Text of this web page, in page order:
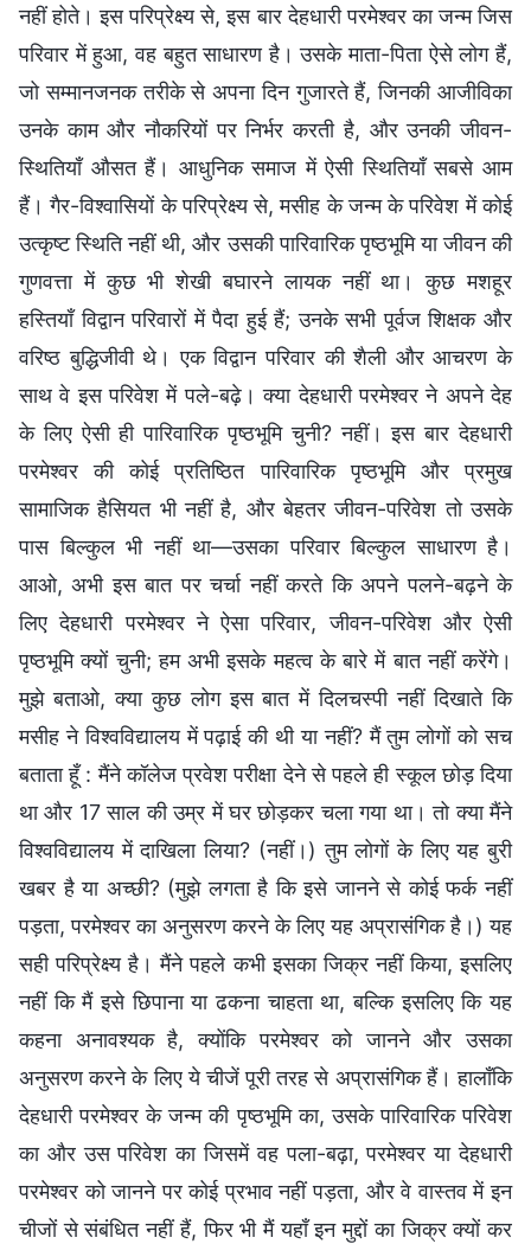
नहीं होते। इस परिप्रेक्ष्य से, इस बार देहधारी परमेश्वर का जन्म जिस
परिवार में हुआ, वह बहुत साधारण है। उसके माता-पिता ऐसे लोग हैं,
जो सम्मानजनक तरीके से अपना दिन गुजारते हैं, जिनकी आजीविका
उनके काम और नौकरियों पर निर्भर करती है, और उनकी जीवन-
स्थितियाँ औसत हैं। आधुनिक समाज में ऐसी स्थितियाँ सबसे आम
हैं। गैर-विश्वासियों के परिप्रेक्ष्य से, मसीह के जन्म के परिवेश में कोई
उत्कृष्ट स्थिति नहीं थी, और उसकी पारिवारिक पृष्ठभूमि या जीवन की
गुणवत्ता में कुछ भी शेखी बघारने लायक नहीं था। कुछ मशहूर
हस्तियाँ विद्वान परिवारों में पैदा हुई हैं; उनके सभी पूर्वज शिक्षक और
वरिष्ठ बुद्धिजीवी थे। एक विद्वान परिवार की शैली और आचरण के
साथ वे इस परिवेश में पले-बढ़े। क्या देहधारी परमेश्वर ने अपने देह
के लिए ऐसी ही पारिवारिक पृष्ठभूमि चुनी? नहीं। इस बार देहधारी
परमेश्वर की कोई प्रतिष्ठित पारिवारिक पृष्ठभूमि और प्रमुख
सामाजिक हैसियत भी नहीं है, और बेहतर जीवन-परिवेश तो उसके
पास बिल्कुल भी नहीं था—उसका परिवार बिल्कुल साधारण है।
आओ, अभी इस बात पर चर्चा नहीं करते कि अपने पलने-बढ़ने के
लिए देहधारी परमेश्वर ने ऐसा परिवार, जीवन-परिवेश और ऐसी
पृष्ठभूमि क्यों चुनी; हम अभी इसके महत्व के बारे में बात नहीं करेंगे।
मुझे बताओ, क्या कुछ लोग इस बात में दिलचस्पी नहीं दिखाते कि
मसीह ने विश्वविद्यालय में पढ़ाई की थी या नहीं? मैं तुम लोगों को सच
बताता हूँ : मैंने कॉलेज प्रवेश परीक्षा देने से पहले ही स्कूल छोड़ दिया
था और 17 साल की उम्र में घर छोड़कर चला गया था। तो क्या मैंने
विश्वविद्यालय में दाखिला लिया? (नहीं।) तुम लोगों के लिए यह बुरी
खबर है या अच्छी? (मुझे लगता है कि इसे जानने से कोई फर्क नहीं
पड़ता, परमेश्वर का अनुसरण करने के लिए यह अप्रासंगिक है।) यह
सही परिप्रेक्ष्य है। मैंने पहले कभी इसका जिक्र नहीं किया, इसलिए
नहीं कि मैं इसे छिपाना या ढकना चाहता था, बल्कि इसलिए कि यह
कहना अनावश्यक है, क्योंकि परमेश्वर को जानने और उसका
अनुसरण करने के लिए ये चीजें पूरी तरह से अप्रासंगिक हैं। हालाँकि
देहधारी परमेश्वर के जन्म की पृष्ठभूमि का, उसके पारिवारिक परिवेश
का और उस परिवेश का जिसमें वह पला-बढ़ा, परमेश्वर या देहधारी
परमेश्वर को जानने पर कोई प्रभाव नहीं पड़ता, और वे वास्तव में इन
चीजों से संबंधित नहीं हैं, फिर भी मैं यहाँ इन मुद्दों का जिक्र क्यों कर